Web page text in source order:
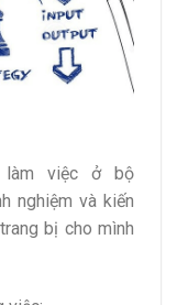
làm việc ở bộ
nghiệm và kiến
bị cho mình